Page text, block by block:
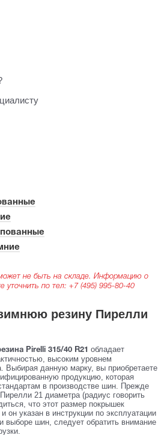
не быть на складе. Информацию о
уточнить по тел: +7 (495) 995-80-40
резину Пирелли
Pirelli 315/40 R21 обладает
высоким уровнем
Выбирая данную марку, вы приобретаете
продукцию, которая
в производстве шин. Прежде
21 диаметра (радиус говорить
что этот размер покрышек
он указан в инструкции по эксплуатации
выборе шин, следует обратить внимание